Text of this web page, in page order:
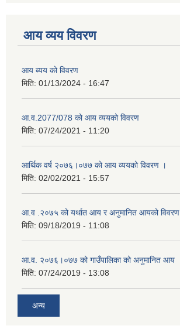
आय व्यय विवरण
आय ब्यय को विवरण
मिति: 01/13/2024 - 16:47
आ.व.2077/078 को आय व्ययको विवरण
मिति: 07/24/2021 - 11:20
आर्थिक वर्ष २०७६।०७७ को आय व्ययको विवरण ।
मिति: 02/02/2021 - 15:57
आ.व .२०७५ को यर्थात आय र अनुमानित आयको विवरण
मिति: 09/18/2019 - 11:08
आ.व. २०७६।०७७ को गाउँपालिका को अनुमानित आय
मिति: 07/24/2019 - 13:08
अन्य